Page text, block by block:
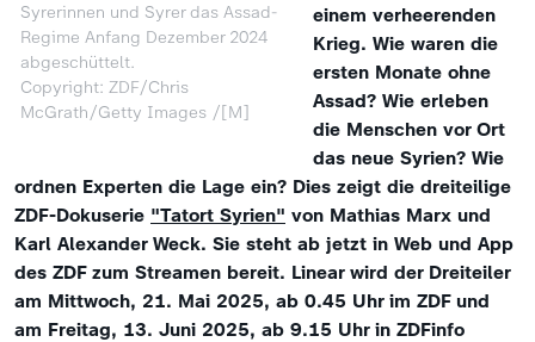
Syrerinnen und Syrer das Assad-
Regime Anfang Dezember 2024
abgeschüttelt.
Copyright: ZDF/Chris
McGrath/Getty Images /[M]
einem verheerenden
Krieg. Wie waren die
ersten Monate ohne
Assad? Wie erleben
die Menschen vor Ort
das neue Syrien? Wie
ordnen Experten die Lage ein? Dies zeigt die dreiteilige
ZDF-Dokuserie "Tatort Syrien" von Mathias Marx und
Karl Alexander Weck. Sie steht ab jetzt in Web und App
des ZDF zum Streamen bereit. Linear wird der Dreiteiler
am Mittwoch, 21. Mai 2025, ab 0.45 Uhr im ZDF und
am Freitag, 13. Juni 2025, ab 9.15 Uhr in ZDFinfo